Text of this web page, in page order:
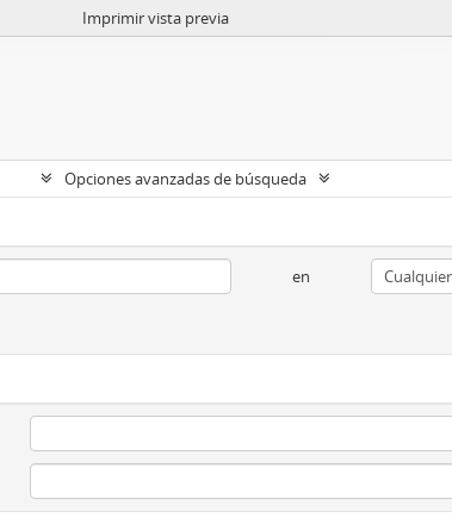
Imprimir vista previa
Opciones avanzadas de búsqueda
en